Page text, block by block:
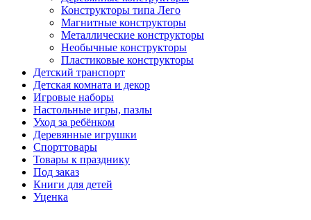
Конструкторы типа Лего
Магнитные конструкторы
Металлические конструкторы
Необычные конструкторы
Пластиковые конструкторы
Детский транспорт
Детская комната и декор
Игровые наборы
Настольные игры, пазлы
Уход за ребёнком
Деревянные игрушки
Спорттовары
Товары к празднику
Под заказ
Книги для детей
Уценка